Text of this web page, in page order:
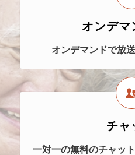
オンデマ
オンデマンドで放
チャ
一対一の無料のチャッ